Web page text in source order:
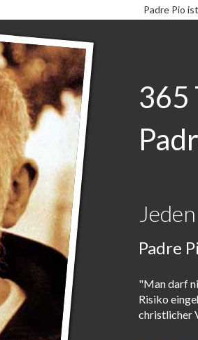
Padre Pio
365
Padre
"Man darf
Risiko
christlicher